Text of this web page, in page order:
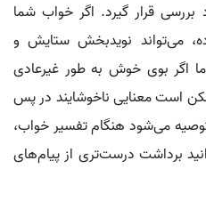
قرار گیرد. اگر خواب شما
می‌تواند نویدبخش ستایش و
اگر بوی خوش به طور غیرعادی
است معنایی ناخوشایند در پس
می‌شود هنگام تفسیر خواب،
برداشت درست‌تری از پیام‌های